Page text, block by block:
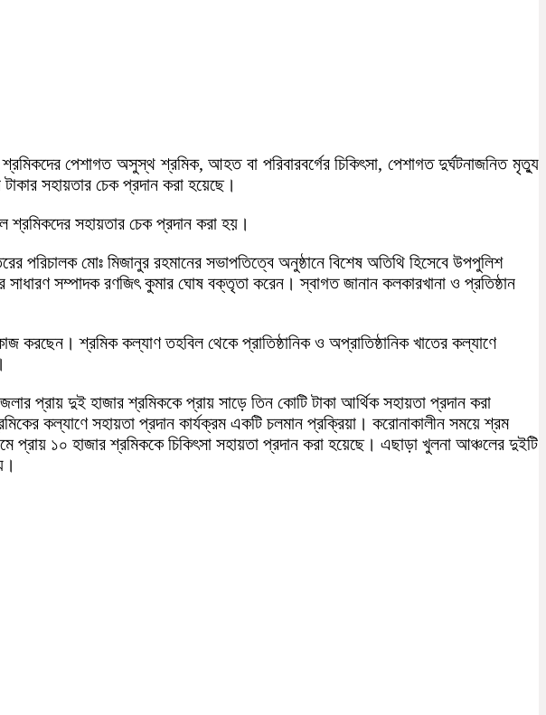
পেশাগত অসুস্থ শ্রমিক, আহত বা পরিবারবর্গের চিকিৎসা, পেশাগত দুর্ঘটনাজনিত মৃত্যু
সহায়তার চেক প্রদান করা হয়েছে।
সহায়তার চেক প্রদান করা হয়।
পরিচালক মোঃ মিজানুর রহমানের সভাপতিত্বে অনুষ্ঠানে বিশেষ অতিথি হিসেবে উপপুলিশ
সম্পাদক রণজিৎ কুমার ঘোষ বক্তৃতা করেন। স্বাগত জানান কলকারখানা ও প্রতিষ্ঠান
করছেন। শ্রমিক কল্যাণ তহবিল থেকে প্রাতিষ্ঠানিক ও অপ্রাতিষ্ঠানিক খাতের কল্যাণে
প্রায় দুই হাজার শ্রমিককে প্রায় সাড়ে তিন কোটি টাকা আর্থিক সহায়তা প্রদান করা
কল্যাণে সহায়তা প্রদান কার্যক্রম একটি চলমান প্রক্রিয়া। করোনাকালীন সময়ে শ্রম
প্রায় ১০ হাজার শ্রমিককে চিকিৎসা সহায়তা প্রদান করা হয়েছে। এছাড়া খুলনা আঞ্চলের দুইটি